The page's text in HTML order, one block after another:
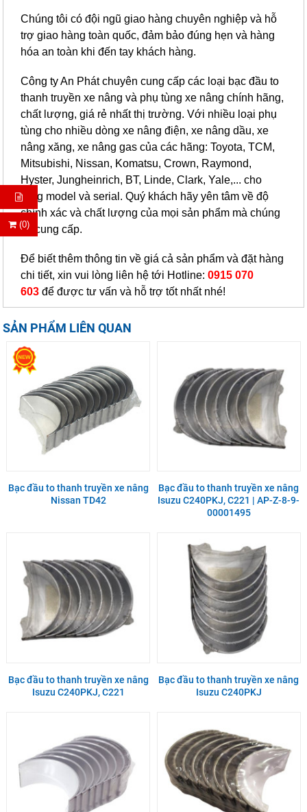
(0)
Chúng tôi có đội ngũ giao hàng chuyên nghiệp và hỗ
trợ giao hàng toàn quốc, đảm bảo đúng hẹn và hàng
hóa an toàn khi đến tay khách hàng.
Công ty An Phát chuyên cung cấp các loại bạc đầu to
thanh truyền xe nâng và phụ tùng xe nâng chính hãng,
chất lượng, giá rẻ nhất thị trường. Với nhiều loại phụ
tùng cho nhiều dòng xe nâng điện, xe nâng dầu, xe
nâng xăng, xe nâng gas của các hãng: Toyota, TCM,
Mitsubishi, Nissan, Komatsu, Crown, Raymond,
Hyster, Jungheinrich, BT, Linde, Clark, Yale,... cho
từng model và serial. Quý khách hãy yên tâm về độ
chính xác và chất lượng của mọi sản phẩm mà chúng
tôi cung cấp.
Để biết thêm thông tin về giá cả sản phẩm và đặt hàng
chi tiết, xin vui lòng liên hệ tới Hotline:0915 070
603 để được tư vấn và hỗ trợ tốt nhất nhé!
SẢN PHẨM LIÊN QUAN
Bạc đầu to thanh truyền xe nâng
Nissan TD42
Bạc đầu to thanh truyền xe nâng
Isuzu C240PKJ, C221 | AP-Z-8-9-
00001495
Bạc đầu to thanh truyền xe nâng
Isuzu C240PKJ, C221
Bạc đầu to thanh truyền xe nâng
Isuzu C240PKJ